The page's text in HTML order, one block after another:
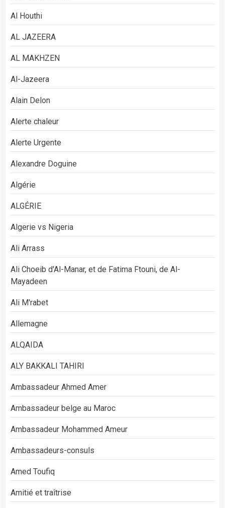
Al Houthi
AL JAZEERA
AL MAKHZEN
Al-Jazeera
Alain Delon
Alerte chaleur
Alerte Urgente
Alexandre Doguine
Algérie
ALGÉRIE
Algerie vs Nigeria
Ali Arrass
Ali Choeib d'Al-Manar, et de Fatima Ftouni, de Al-
Mayadeen
Ali M'rabet
Allemagne
ALQAIDA
ALY BAKKALI TAHIRI
Ambassadeur Ahmed Amer
Ambassadeur belge au Maroc
Ambassadeur Mohammed Ameur
Ambassadeurs-consuls
Amed Toufiq
Amitié et traîtrise